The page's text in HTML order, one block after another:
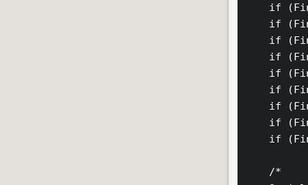
if
if
if
if
if
if
if
if
if
    /*